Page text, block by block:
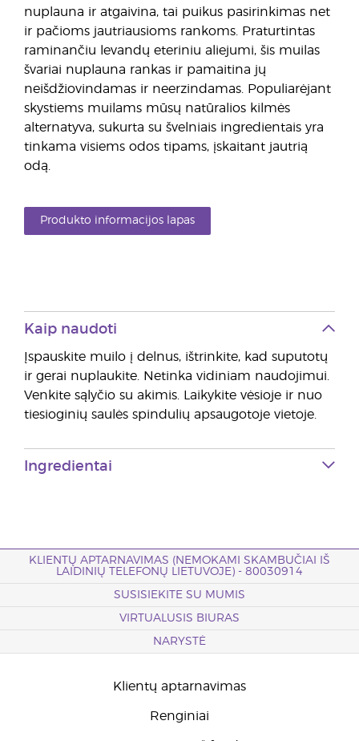
nuplauna ir atgaivina, tai puikus pasirinkimas net
ir pačioms jautriausioms rankoms. Praturtintas
raminančiu levandų eteriniu aliejumi, šis muilas
švariai nuplauna rankas ir pamaitina jų
neišdžiovindamas ir neerzindamas. Populiarėjant
skystiems muilams mūsų natūralios kilmės
alternatyva, sukurta su švelniais ingredientais yra
tinkama visiems odos tipams, įskaitant jautrią
odą.
Produkto informacijos lapas
Kaip naudoti
Įspauskite muilo į delnus, ištrinkite, kad suputotų
ir gerai nuplaukite. Netinka vidiniam naudojimui.
Venkite sąlyčio su akimis. Laikykite vėsioje ir nuo
tiesioginių saulės spindulių apsaugotoje vietoje.
Ingredientai
KLIENTŲ APTARNAVIMAS (NEMOKAMI SKAMBUČIAI IŠ
LAIDINIŲ TELEFONŲ LIETUVOJE) - 80030914
SUSISIEKITE SU MUMIS
VIRTUALUSIS BIURAS
NARYSTĖ
Klientų aptarnavimas
Renginiai